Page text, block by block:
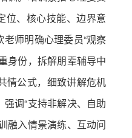
位、核心技能、边界意
师明确心理委员“观察
身份，拆解朋辈辅导中
情公式，细致讲解危机
调“支持非解决、自助
融入情景演练、互动问